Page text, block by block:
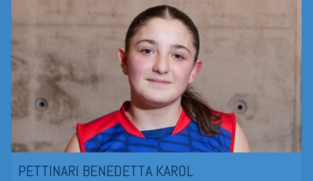
PETTINARI BENEDETTA KAROL